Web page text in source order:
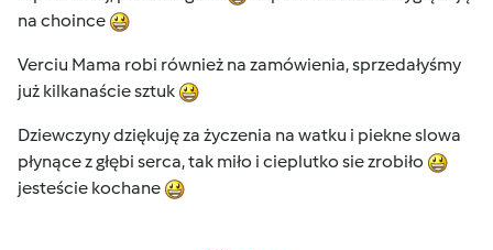
na choince
Verciu Mama robi również na zamówienia, sprzedałyśmy
już kilkanaście sztuk
Dziewczyny dziękuję za życzenia na watku i piekne slowa
płynące z głębi serca, tak miło i cieplutko sie zrobiło
jesteście kochane